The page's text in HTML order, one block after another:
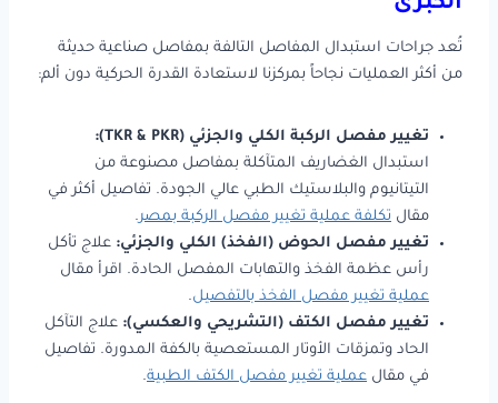
تُعد جراحات استبدال المفاصل التالفة بمفاصل صناعية حديثة
من أكثر العمليات نجاحاً بمركزنا لاستعادة القدرة الحركية دون ألم:
تغيير مفصل الركبة الكلي والجزئي (TKR & PKR):
استبدال الغضاريف المتآكلة بمفاصل مصنوعة من
التيتانيوم والبلاستيك الطبي عالي الجودة. تفاصيل أكثر في
مقال تكلفة عملية تغيير مفصل الركبة بمصر .
تغيير مفصل الحوض (الفخذ) الكلي والجزئي: علاج تأكل
رأس عظمة الفخذ والتهابات المفصل الحادة. اقرأ مقال
عملية تغيير مفصل الفخذ بالتفصيل.
تغيير مفصل الكتف (التشريحي والعكسي): علاج التآكل
الحاد وتمزقات الأوتار المستعصية بالكفة المدورة. تفاصيل
في مقال عملية تغيير مفصل الكتف الطبية.